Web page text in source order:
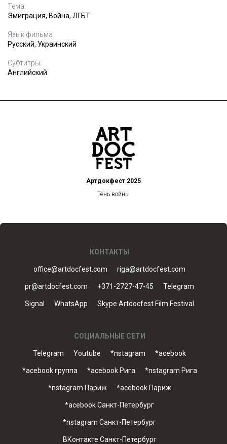
Тема:
Эмиграция, Война, ЛГБТ
Язык фильма:
Русский, Украинский
Субтитры:
Английский
Артдокфест 2025
Тень войны
КОНТАКТЫ
office@artdocfest.com riga@artdocfest.com
pr@artdocfest.com +371-2727-47-45 Telegram
Signal WhatsApp Skype Artdocfest Film Festival
СОЦИАЛЬНЫЕ СЕТИ
Telegram Youtube *nstagram *acebook
*acebook группа *acebook Рига *nstagram Рига
*nstagram Париж *acebook Париж
*acebook Санкт-Петербург
*nstagram Санкт-Петербург
ВКонтакте Санкт-Петербург